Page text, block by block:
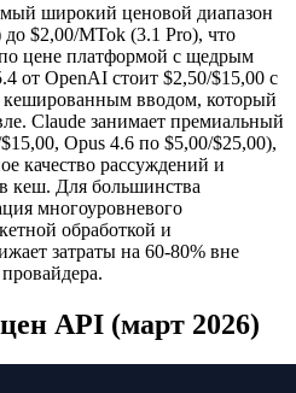
широкий ценовой диапазон
$2,00/MTok (3.1 Pro), что
по цене платформой с щедрым
от OpenAI стоит $2,50/$15,00 с
кешированным вводом, который
Claude занимает премиальный
Opus 4.6 по $5,00/$25,00),
качество рассуждений и
кеш. Для большинства
многоуровневого
обработкой и
затраты на 60-80% вне
API (март 2026)